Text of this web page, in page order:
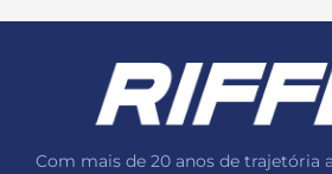
Com mais de 20 anos de trajetória